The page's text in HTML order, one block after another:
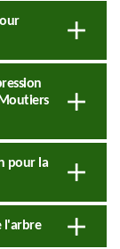
pour la
l'arbre